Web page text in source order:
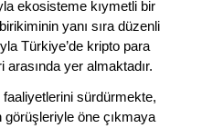
ekosisteme kıymetli bir
yanı sıra düzenli
Türkiye’de kripto para
yer almaktadır.
sürdürmekte,
görüşleriyle öne çıkmaya